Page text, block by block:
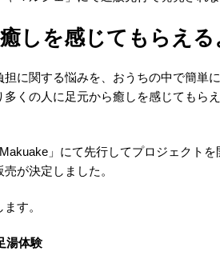
しを感じてもらえる
担に関する悩みを、おうちの中で簡単
くの人に足元から癒しを感じてもら
」にて先行してプロジェクト
が決定しました。
す。
湯体験